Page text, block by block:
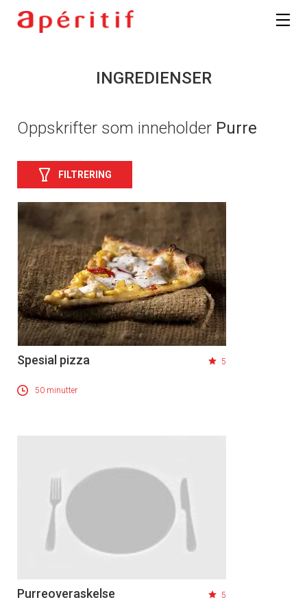
INGREDIENSER
Oppskrifter som inneholder Purre
FILTRERING
Spesial pizza 5
50 minutter
Purreoveraskelse 5